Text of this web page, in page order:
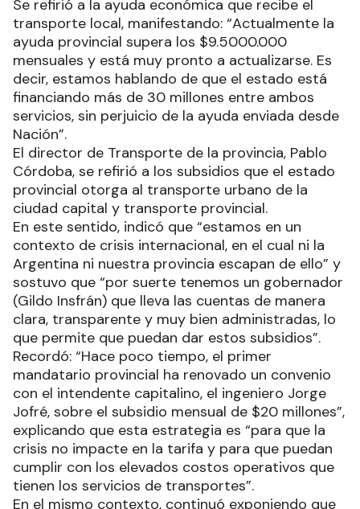
Se refirió a la ayuda económica que recibe el
transporte local, manifestando: “Actualmente la
ayuda provincial supera los $9.5000.000
mensuales y está muy pronto a actualizarse. Es
decir, estamos hablando de que el estado está
financiando más de 30 millones entre ambos
servicios, sin perjuicio de la ayuda enviada desde
Nación”.
El director de Transporte de la provincia, Pablo
Córdoba, se refirió a los subsidios que el estado
provincial otorga al transporte urbano de la
ciudad capital y transporte provincial.
En este sentido, indicó que “estamos en un
contexto de crisis internacional, en el cual ni la
Argentina ni nuestra provincia escapan de ello” y
sostuvo que “por suerte tenemos un gobernador
(Gildo Insfrán) que lleva las cuentas de manera
clara, transparente y muy bien administradas, lo
que permite que puedan dar estos subsidios”.
Recordó: “Hace poco tiempo, el primer
mandatario provincial ha renovado un convenio
con el intendente capitalino, el ingeniero Jorge
Jofré, sobre el subsidio mensual de $20 millones”,
explicando que esta estrategia es “para que la
crisis no impacte en la tarifa y para que puedan
cumplir con los elevados costos operativos que
tienen los servicios de transportes”.
En el mismo contexto, continuó exponiendo que